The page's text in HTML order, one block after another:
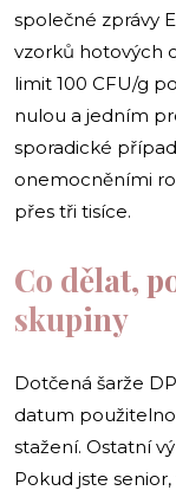
společné zprávy
vzorků hotových
limit 100 CFU/g
nulou a jedním
sporadické
onemocněními
přes tři tisíce.
Co dělat,
skupiny
Dotčená šarže
datum
stažení. Ostatní
Pokud jste